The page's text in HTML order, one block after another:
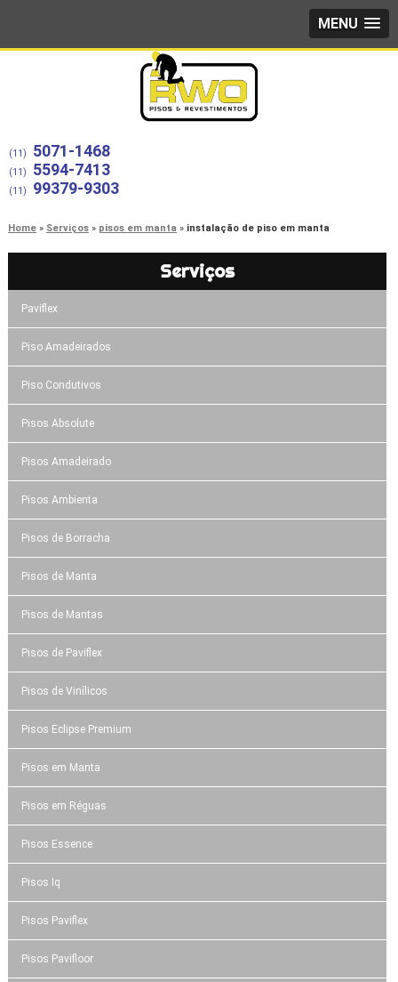
MENU
(11) 5071-1468
(11) 5594-7413
(11) 99379-9303
Home Serviços pisos em manta instalação de piso em manta
Serviços
Paviflex
Piso Amadeirados
Piso Condutivos
Pisos Absolute
Pisos Amadeirado
Pisos Ambienta
Pisos de Borracha
Pisos de Manta
Pisos de Mantas
Pisos de Paviflex
Pisos de Vinílicos
Pisos Eclipse Premium
Pisos em Manta
Pisos em Réguas
Pisos Essence
Pisos Iq
Pisos Paviflex
Pisos Pavifloor